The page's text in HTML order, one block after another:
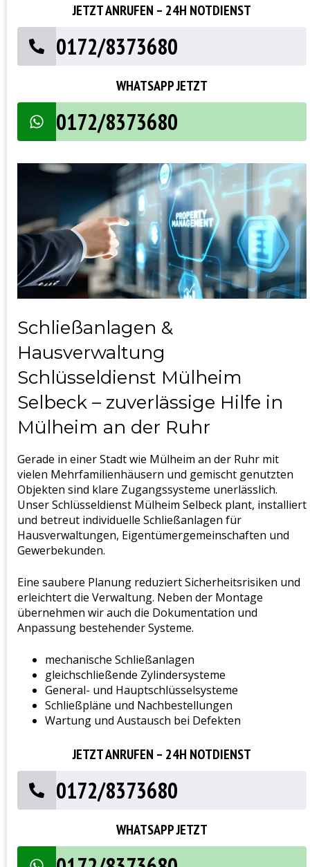
JETZT ANRUFEN – 24H NOTDIENST
0172/8373680
WHATSAPP JETZT
0172/8373680
Schließanlagen &
Hausverwaltung
Schlüsseldienst Mülheim
Selbeck – zuverlässige Hilfe in
Mülheim an der Ruhr
Gerade in einer Stadt wie Mülheim an der Ruhr mit
vielen Mehrfamilienhäusern und gemischt genutzten
Objekten sind klare Zugangssysteme unerlässlich.
Unser Schlüsseldienst Mülheim Selbeck plant, installiert
und betreut individuelle Schließanlagen für
Hausverwaltungen, Eigentümergemeinschaften und
Gewerbekunden.
Eine saubere Planung reduziert Sicherheitsrisiken und
erleichtert die Verwaltung. Neben der Montage
übernehmen wir auch die Dokumentation und
Anpassung bestehender Systeme.
mechanische Schließanlagen
gleichschließende Zylindersysteme
General- und Hauptschlüsselsysteme
Schließpläne und Nachbestellungen
Wartung und Austausch bei Defekten
JETZT ANRUFEN – 24H NOTDIENST
0172/8373680
WHATSAPP JETZT